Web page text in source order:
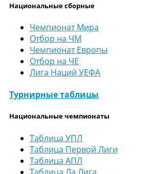
Национальные сборные
Чемпионат Мира
Отбор на ЧМ
Чемпионат Европы
Отбор на ЧЕ
Лига Наций УЕФА
Турнирные таблицы
Национальные чемпионаты
Таблица УПЛ
Таблица Первой Лиги
Таблица АПЛ
Таблица Ла Лига